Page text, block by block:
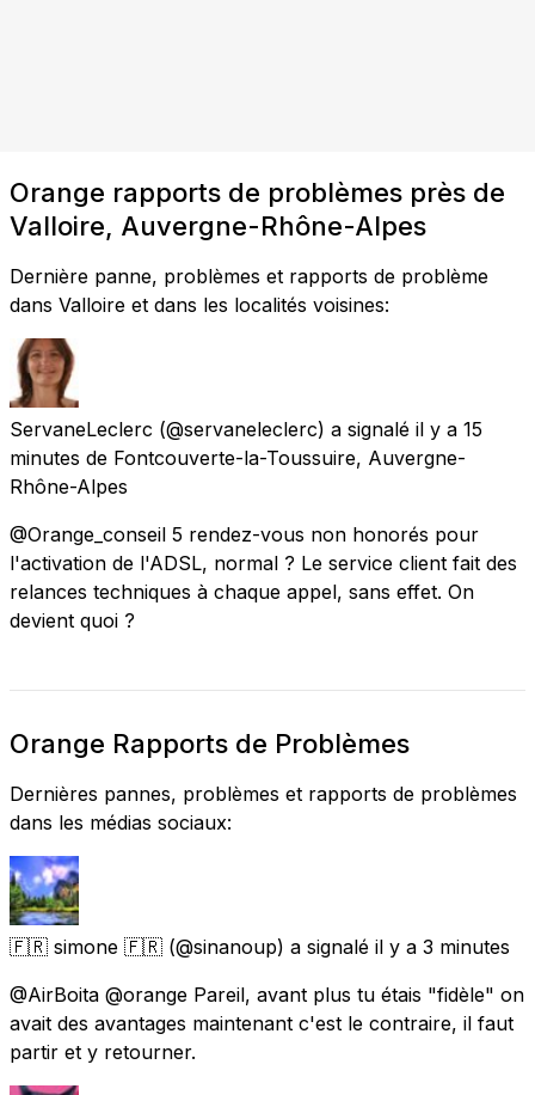
Orange rapports de problèmes près de
Valloire, Auvergne-Rhône-Alpes
Dernière panne, problèmes et rapports de problème
dans Valloire et dans les localités voisines:
ServaneLeclerc (@servaneleclerc) a signalé il y a 15
minutes de Fontcouverte-la-Toussuire, Auvergne-
Rhône-Alpes
@Orange_conseil 5 rendez-vous non honorés pour
l'activation de l'ADSL, normal ? Le service client fait des
relances techniques à chaque appel, sans effet. On
devient quoi ?
Orange Rapports de Problèmes
Dernières pannes, problèmes et rapports de problèmes
dans les médias sociaux:
🇫🇷 simone 🇫🇷 (@sinanoup) a signalé il y a 3 minutes
@AirBoita @orange Pareil, avant plus tu étais "fidèle" on
avait des avantages maintenant c'est le contraire, il faut
partir et y retourner.